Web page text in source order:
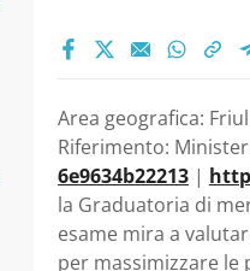
Area geografica:
Riferimento:
6e9634b22213|
la Graduatoria di
esame mira a
per massimizzare